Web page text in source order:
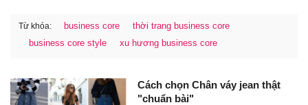
Từ khóa: business core
thời trang business core
business core style
xu hương business core
Cách chọn Chân váy jean thật
"chuẩn bài"